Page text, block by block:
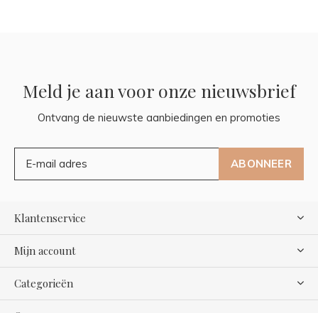
Meld je aan voor onze nieuwsbrief
Ontvang de nieuwste aanbiedingen en promoties
ABONNEER
Klantenservice
Mijn account
Categorieën